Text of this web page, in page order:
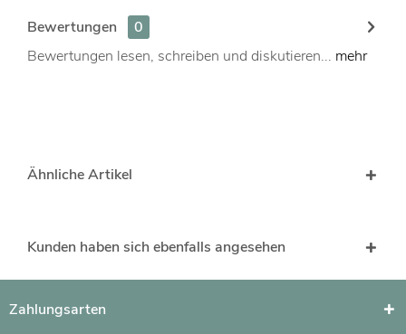
Bewertungen
0
Bewertungen lesen, schreiben und diskutieren... mehr
Ähnliche Artikel
Kunden haben sich ebenfalls angesehen
Zahlungsarten